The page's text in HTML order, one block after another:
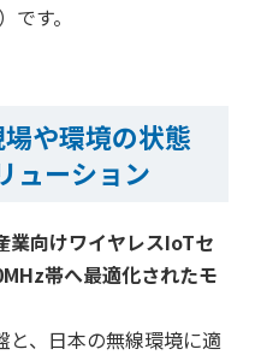
す。
場や環境の状態
ューション
業向けワイヤレスIoTセ
帯へ最適化されたモ
と、日本の無線環境に適